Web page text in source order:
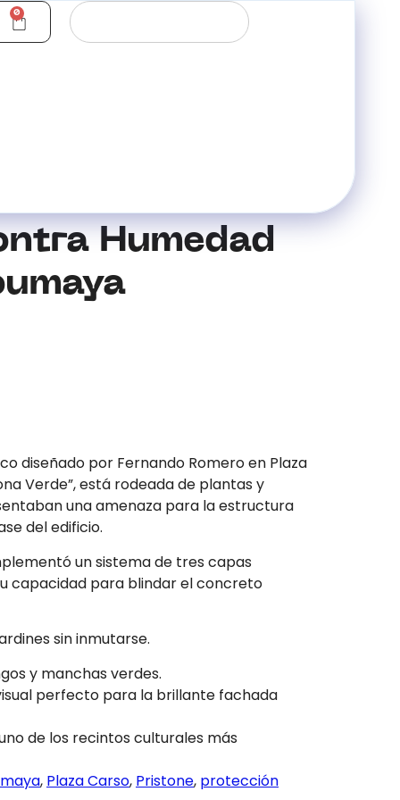
0
Humedad
diseñado por Fernando Romero en Plaza
Verde”, está rodeada de plantas y
una amenaza para la estructura
del edificio.
un sistema de tres capas
capacidad para blindar el concreto
sin inmutarse.
y manchas verdes.
perfecto para la brillante fachada
de los recintos culturales más
, Plaza Carso, Pristone, protección